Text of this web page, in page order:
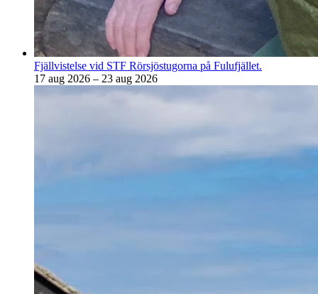
Fjällvistelse vid STF Rörsjöstugorna på Fulufjället.
17 aug 2026 – 23 aug 2026